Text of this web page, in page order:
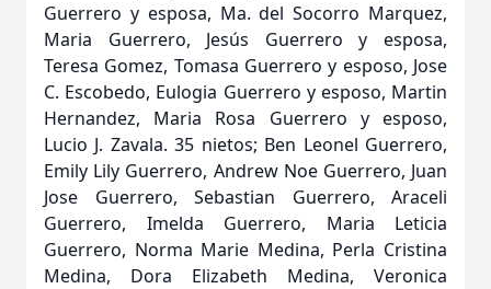
Guerrero y esposa, Ma. del Socorro Marquez,
Maria Guerrero, Jesús Guerrero y esposa,
Teresa Gomez, Tomasa Guerrero y esposo, Jose
C. Escobedo, Eulogia Guerrero y esposo, Martin
Hernandez, Maria Rosa Guerrero y esposo,
Lucio J. Zavala. 35 nietos; Ben Leonel Guerrero,
Emily Lily Guerrero, Andrew Noe Guerrero, Juan
Jose Guerrero, Sebastian Guerrero, Araceli
Guerrero, Imelda Guerrero, Maria Leticia
Guerrero, Norma Marie Medina, Perla Cristina
Medina, Dora Elizabeth Medina, Veronica